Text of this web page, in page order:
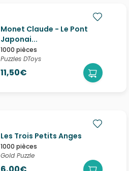
Monet Claude - Le Pont
Japonai...
1000 pièces
Puzzles DToys
11,50€
Les Trois Petits Anges
1000 pièces
Gold Puzzle